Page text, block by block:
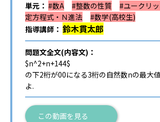
単元： #数A #整数の性質
#ユークリ
定方程式・Ｎ進法
#数学(高校生)
指導講師： 鈴木貫太郎
問題文全文(内容文)：
$n^2+n+144$
の下2桁が00になる3桁の自然数nの最大
よ.
この動画を見る